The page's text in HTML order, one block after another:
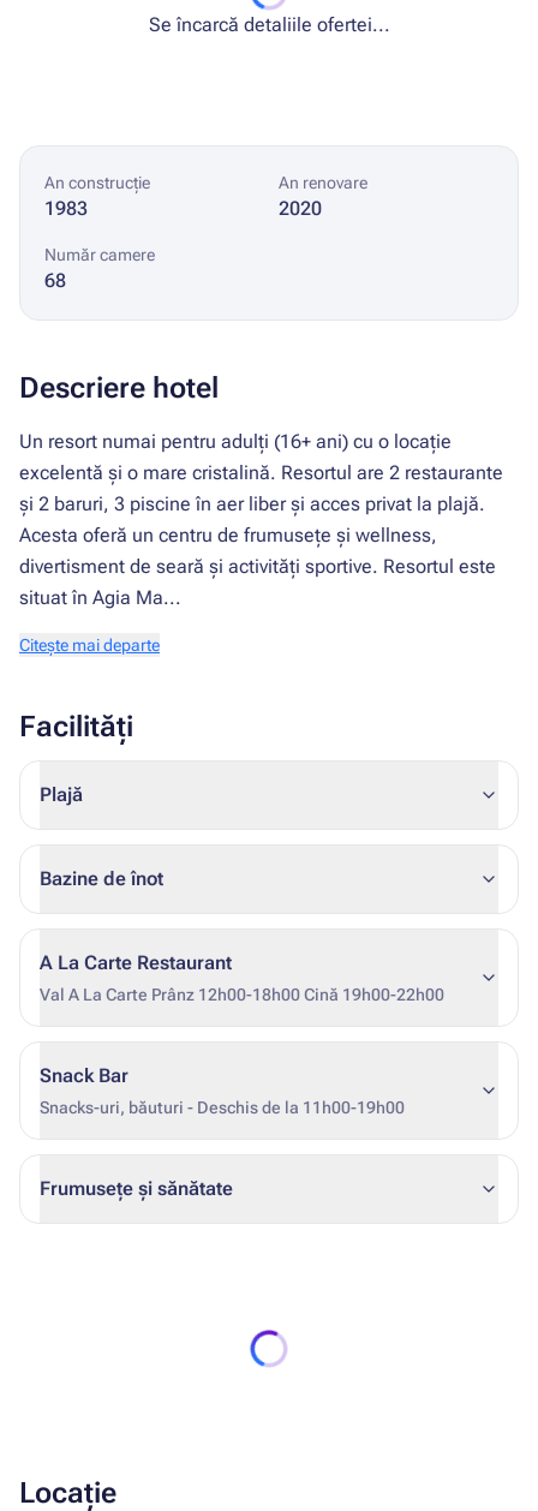
Se încarcă detaliile ofertei...
An construcție
1983
An renovare
2020
Număr camere
68
Descriere hotel
Un resort numai pentru adulți (16+ ani) cu o locație
excelentă și o mare cristalină. Resortul are 2 restaurante
și 2 baruri, 3 piscine în aer liber și acces privat la plajă.
Acesta oferă un centru de frumusețe și wellness,
divertisment de seară și activități sportive. Resortul este
situat în Agia Ma...
Citește mai departe
Facilități
Plajă
Bazine de înot
A La Carte Restaurant
Val A La Carte Prânz 12h00-18h00 Cină 19h00-22h00
Snack Bar
Snacks-uri, băuturi - Deschis de la 11h00-19h00
Frumusețe și sănătate
Locație